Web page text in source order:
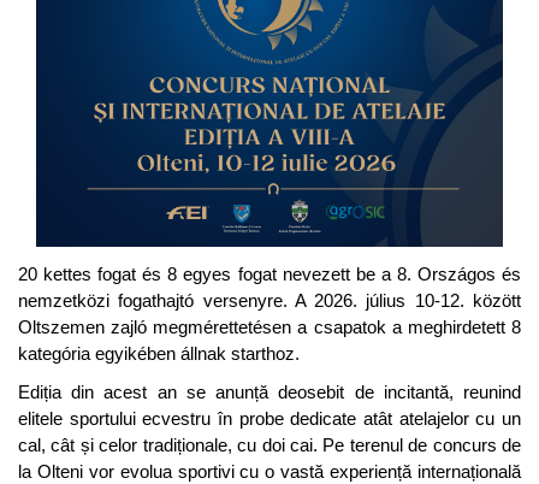
20 kettes fogat és 8 egyes fogat nevezett be a 8. Országos és
nemzetközi fogathajtó versenyre. A 2026. július 10-12. között
Oltszemen zajló megmérettetésen a csapatok a meghirdetett 8
kategória egyikében állnak starthoz.
Ediția din acest an se anunță deosebit de incitantă, reunind
elitele sportului ecvestru în probe dedicate atât atelajelor cu un
cal, cât și celor tradiționale, cu doi cai. Pe terenul de concurs de
la Olteni vor evolua sportivi cu o vastă experiență internațională